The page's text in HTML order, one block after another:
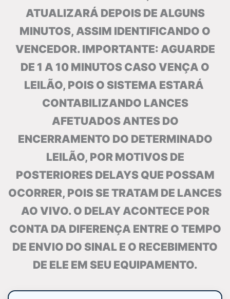
ATUALIZARÁ DEPOIS DE ALGUNS
MINUTOS, ASSIM IDENTIFICANDO O
VENCEDOR. IMPORTANTE: AGUARDE
DE 1 A 10 MINUTOS CASO VENÇA O
LEILÃO, POIS O SISTEMA ESTARÁ
CONTABILIZANDO LANCES
AFETUADOS ANTES DO
ENCERRAMENTO DO DETERMINADO
LEILÃO, POR MOTIVOS DE
POSTERIORES DELAYS QUE POSSAM
OCORRER, POIS SE TRATAM DE LANCES
AO VIVO. O DELAY ACONTECE POR
CONTA DA DIFERENÇA ENTRE O TEMPO
DE ENVIO DO SINAL E O RECEBIMENTO
DE ELE EM SEU EQUIPAMENTO.